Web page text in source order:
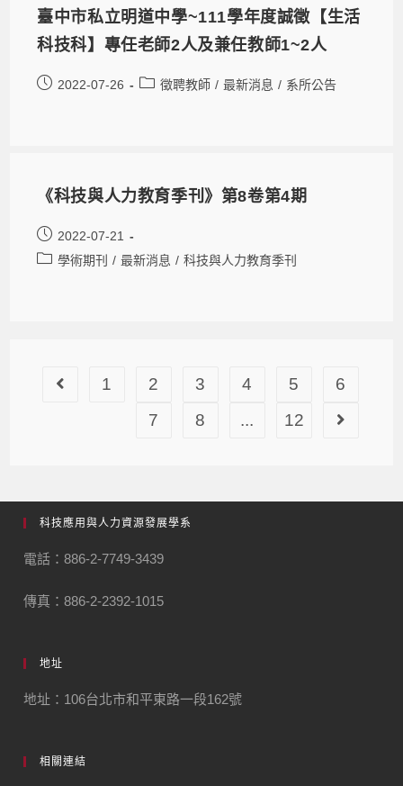
臺中市私立明道中學~111學年度誠徵【生活
科技科】專任老師2人及兼任教師1~2人
2022-07-26 徵聘教師 / 最新消息 / 系所公告
《科技與人力教育季刊》第8卷第4期
2022-07-21
學術期刊 / 最新消息 / 科技與人力教育季刊
1 2 3 4 5
6
7
8 ... 12
科技應用與人力資源發展學系
電話：886-2-7749-3439
傳真：886-2-2392-1015
地址
地址：106台北市和平東路一段162號
相關連結